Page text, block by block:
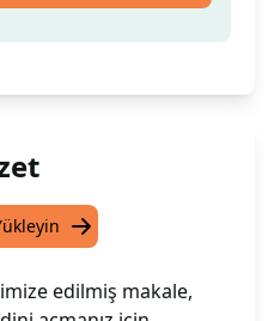
edilmiş makale,